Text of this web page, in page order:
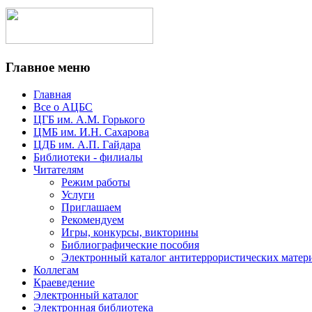
Главное меню
Главная
Все о АЦБС
ЦГБ им. А.М. Горького
ЦМБ им. И.Н. Сахарова
ЦДБ им. А.П. Гайдара
Библиотеки - филиалы
Читателям
Режим работы
Услуги
Приглашаем
Рекомендуем
Игры, конкурсы, викторины
Библиографические пособия
Электронный каталог антитеррористических
Коллегам
Краеведение
Электронный каталог
Электронная библиотека